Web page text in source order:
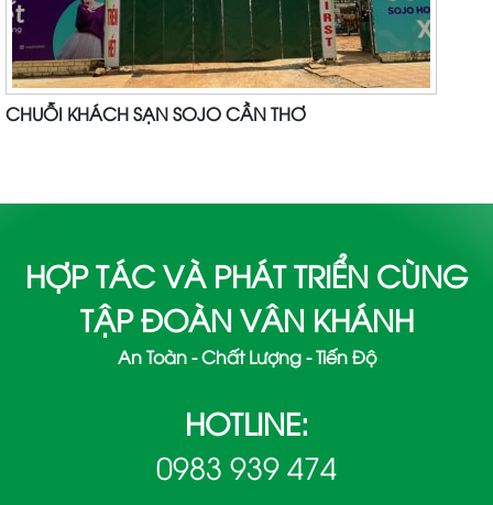
CHUỖI KHÁCH SẠN SOJO CẦN THƠ
HỢP TÁC VÀ PHÁT TRIỂN CÙNG
TẬP ĐOÀN VÂN KHÁNH
An Toàn - Chất Lượng - Tiến Độ
HOTLINE:
0983 939 474